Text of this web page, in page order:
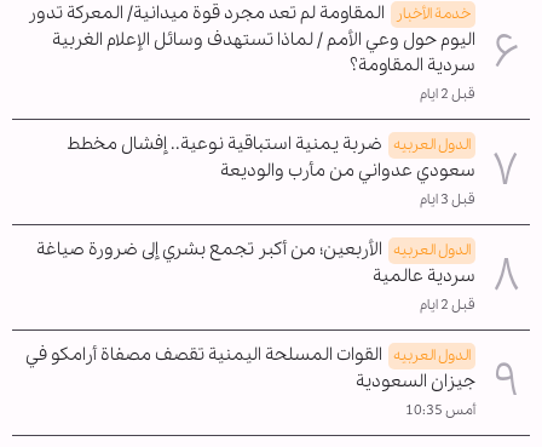
خدمة الأخبار
المقاومة لم تعد مجرد قوة ميدانية/ المعركة تدور
اليوم حول وعي الأمم / لماذا تستهدف وسائل الإعلام الغربية
سردية المقاومة؟
قبل 2 ايام
الدول العربیه ضربة يمنية استباقية نوعية.. إفشال مخطط
سعودي عدواني من مأرب والوديعة
قبل 3 ايام
الدول العربیه الأربعين؛ من أكبر تجمع بشري إلى ضرورة صياغة
سردية عالمية
قبل 2 ايام
الدول العربیه القوات المسلحة اليمنية تقصف مصفاة أرامكو في
جيزان السعودية
أمس 10:35